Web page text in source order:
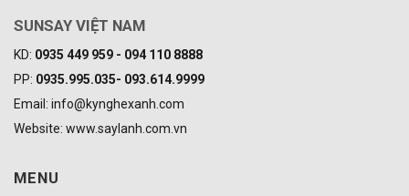
SUNSAY VIỆT NAM
KD: 0935 449 959 - 094 110 8888
PP: 0935.995.035- 093.614.9999
Email: info@kynghexanh.com
Website: www.saylanh.com.vn
MENU